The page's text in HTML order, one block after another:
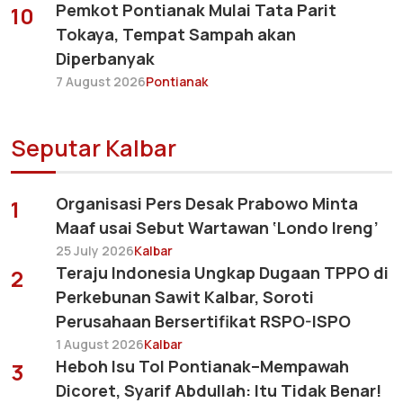
10
Pemkot Pontianak Mulai Tata Parit
Tokaya, Tempat Sampah akan
Diperbanyak
7 August 2026Pontianak
Seputar Kalbar
1
Organisasi Pers Desak Prabowo Minta
Maaf usai Sebut Wartawan ‘Londo Ireng’
25 July 2026Kalbar
2
Teraju Indonesia Ungkap Dugaan TPPO di
Perkebunan Sawit Kalbar, Soroti
Perusahaan Bersertifikat RSPO-ISPO
1 August 2026Kalbar
3
Heboh Isu Tol Pontianak–Mempawah
Dicoret, Syarif Abdullah: Itu Tidak Benar!